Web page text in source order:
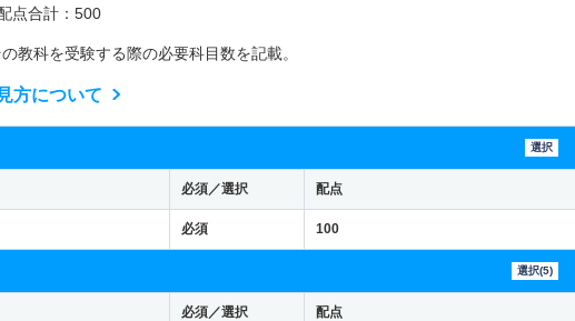
点合計：500
教科を受験する際の必要科目数を記載。
方について
選択
必須／選択 配点
必須 100
選択(5)
必須／選択 配点